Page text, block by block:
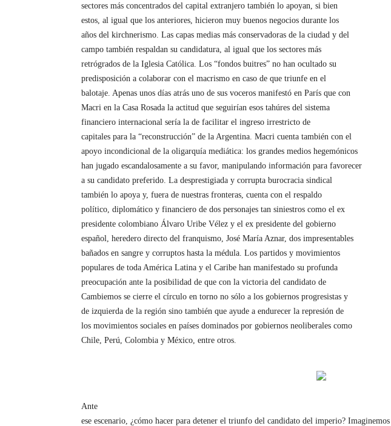
sectores más concentrados del capital extranjero también lo apoyan, si bien
estos, al igual que los anteriores, hicieron muy buenos negocios durante los
años del kirchnerismo. Las capas medias más conservadoras de la ciudad y del
campo también respaldan su candidatura, al igual que los sectores más
retrógrados de la Iglesia Católica. Los “fondos buitres” no han ocultado su
predisposición a colaborar con el macrismo en caso de que triunfe en el
balotaje. Apenas unos días atrás uno de sus voceros manifestó en París que con
Macri en la Casa Rosada la actitud que seguirían esos tahúres del sistema
financiero internacional sería la de facilitar el ingreso irrestricto de
capitales para la “reconstrucción” de la Argentina. Macri cuenta también con el
apoyo incondicional de la oligarquía mediática: los grandes medios hegemónicos
han jugado escandalosamente a su favor, manipulando información para favorecer
a su candidato preferido. La desprestigiada y corrupta burocracia sindical
también lo apoya y, fuera de nuestras fronteras, cuenta con el respaldo
político, diplomático y financiero de dos personajes tan siniestros como el ex
presidente colombiano Álvaro Uribe Vélez y el ex presidente del gobierno
español, heredero directo del franquismo, José María Aznar, dos impresentables
bañados en sangre y corruptos hasta la médula. Los partidos y movimientos
populares de toda América Latina y el Caribe han manifestado su profunda
preocupación ante la posibilidad de que con la victoria del candidato de
Cambiemos se cierre el círculo en torno no sólo a los gobiernos progresistas y
de izquierda de la región sino también que ayude a endurecer la represión de
los movimientos sociales en países dominados por gobiernos neoliberales como
Chile, Perú, Colombia y México, entre otros.
Ante
ese escenario, ¿cómo hacer para detener el triunfo del candidato del imperio? Imaginemos